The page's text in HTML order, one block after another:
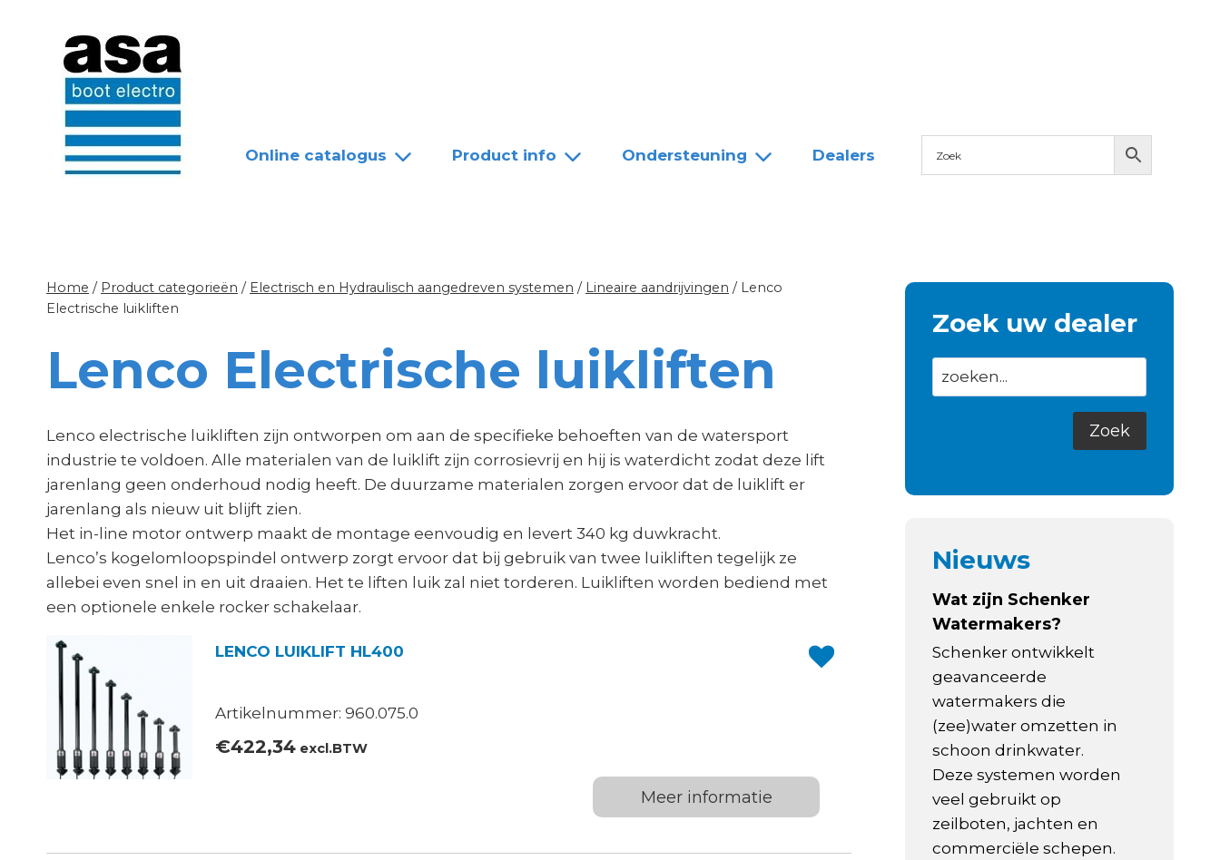
Online catalogus Product info Ondersteuning Dealers
Home / Product categorieën / Electrisch en Hydraulisch aangedreven systemen / Lineaire aandrijvingen / Lenco
Electrische luikliften
Lenco Electrische luikliften
Lenco electrische luikliften zijn ontworpen om aan de specifieke behoeften van de watersport
industrie te voldoen. Alle materialen van de luiklift zijn corrosievrij en hij is waterdicht zodat deze lift
jarenlang geen onderhoud nodig heeft. De duurzame materialen zorgen ervoor dat de luiklift er
jarenlang als nieuw uit blijft zien.
Het in-line motor ontwerp maakt de montage eenvoudig en levert 340 kg duwkracht.
Lenco’s kogelomloopspindel ontwerp zorgt ervoor dat bij gebruik van twee luikliften tegelijk ze
allebei even snel in en uit draaien. Het te liften luik zal niet torderen. Luikliften worden bediend met
een optionele enkele rocker schakelaar.
LENCO LUIKLIFT HL400
Artikelnummer: 960.075.0
€422,34excl.BTW
Meer informatie
Zoek uw dealer
Nieuws
Wat zijn Schenker
Watermakers?
Schenker ontwikkelt
geavanceerde
watermakers die
(zee)water omzetten in
schoon drinkwater.
Deze systemen worden
veel gebruikt op
zeilboten, jachten en
commerciële schepen.